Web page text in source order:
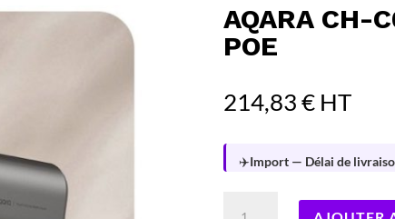
AQARA CH-
POE
214,83€ HT
✈️Import — Délai de
Accessoires
Caméras & Sécurité
Réseau
Onduleurs